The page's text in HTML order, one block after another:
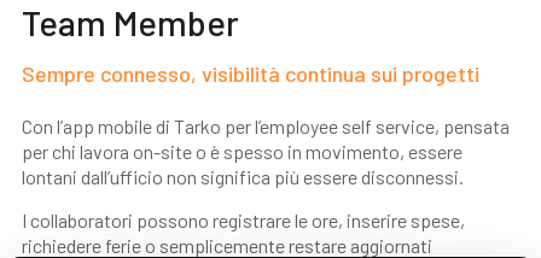
Team Member
Sempre connesso, visibilità continua sui progetti
Con l’app mobile di Tarko per l’employee self service, pensata
per chi lavora on-site o è spesso in movimento, essere
lontani dall’ufficio non significa più essere disconnessi.
I collaboratori possono registrare le ore, inserire spese,
richiedere ferie o semplicemente restare aggiornati